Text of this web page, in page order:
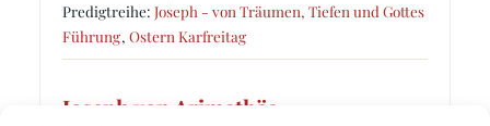
Predigtreihe:Joseph - von Träumen, Tiefen und Gottes
Führung,Ostern Karfreitag
Joseph von Arimathäa